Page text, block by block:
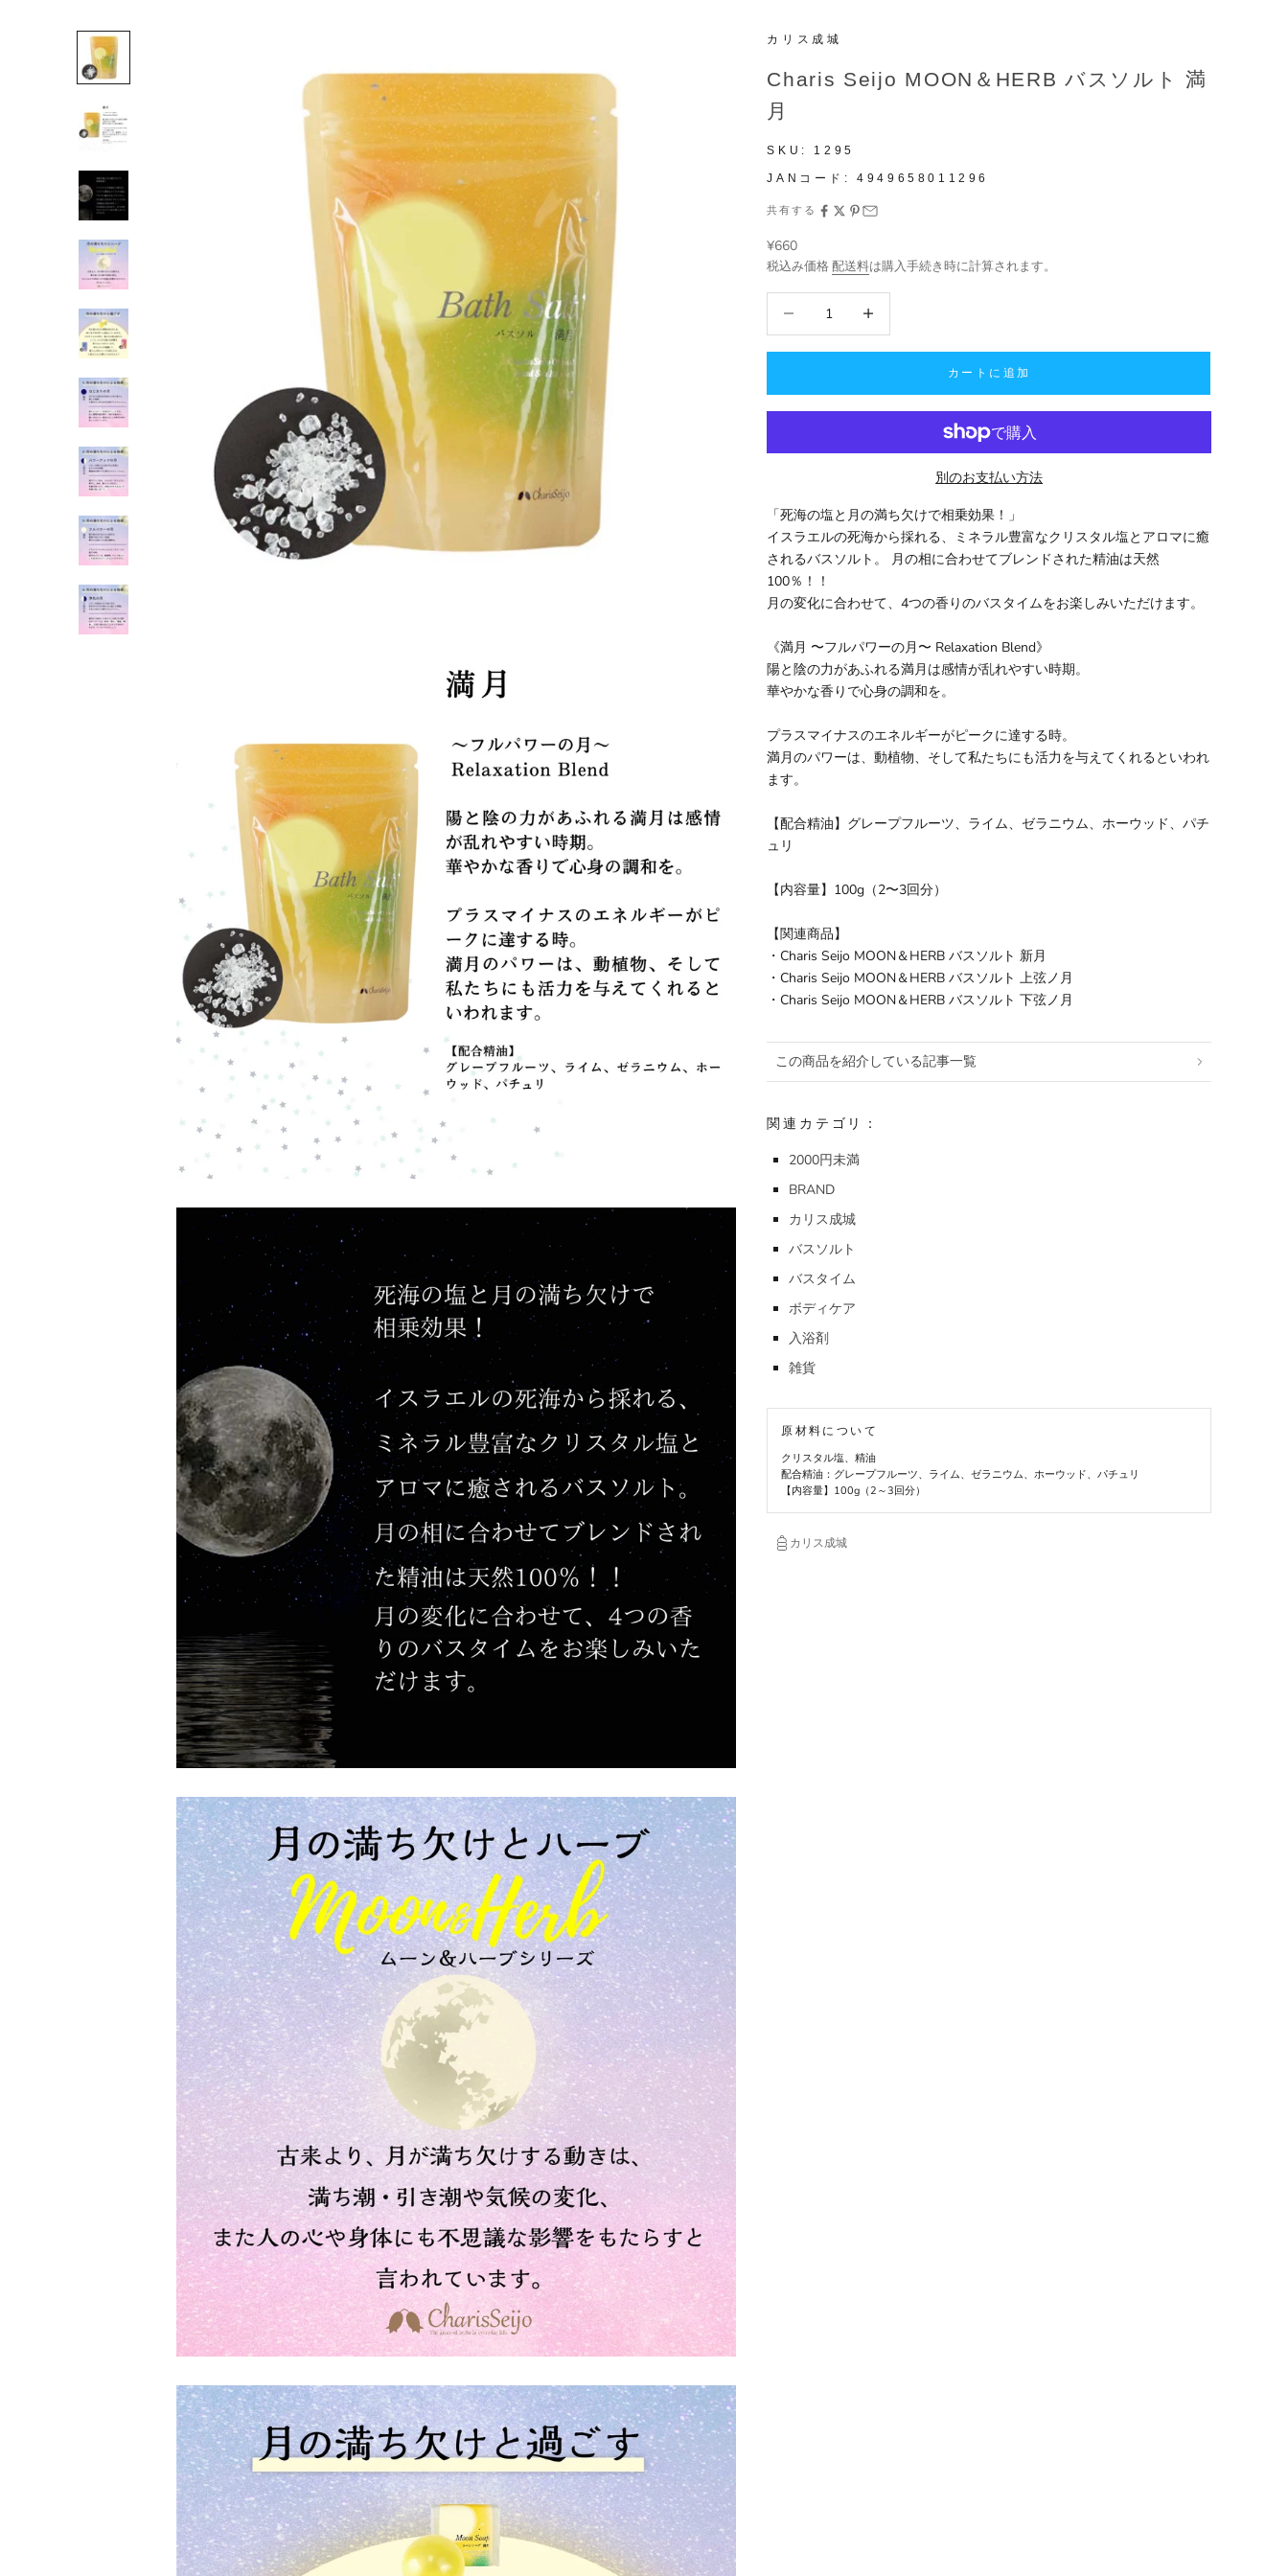
カリス成城
Charis Seijo MOON＆HERB バスソルト 満
月
SKU: 1295
JANコード:4949658011296
共有する
セール価格
¥660
税込み価格配送料は購入手続き時に計算されます。
カートに追加
別のお支払い方法
「死海の塩と月の満ち欠けで相乗効果！」
イスラエルの死海から採れる、ミネラル豊富なクリスタル塩とアロマに癒
されるバスソルト。 月の相に合わせてブレンドされた精油は天然
100％！！
月の変化に合わせて、4つの香りのバスタイムをお楽しみいただけます。
《満月 〜フルパワーの月〜 Relaxation Blend》
陽と陰の力があふれる満月は感情が乱れやすい時期。
華やかな香りで心身の調和を。
プラスマイナスのエネルギーがピークに達する時。
満月のパワーは、動植物、そして私たちにも活力を与えてくれるといわれ
ます。
【配合精油】グレープフルーツ、ライム、ゼラニウム、ホーウッド、パチ
ュリ
【内容量】100g（2〜3回分）
【関連商品】
・Charis Seijo MOON＆HERB バスソルト 新月
・Charis Seijo MOON＆HERB バスソルト 上弦ノ月
・Charis Seijo MOON＆HERB バスソルト 下弦ノ月
この商品を紹介している記事一覧
関連カテゴリ：
2000円未満
BRAND
カリス成城
バスソルト
バスタイム
ボディケア
入浴剤
雑貨
原材料について
クリスタル塩、精油
配合精油：グレープフルーツ、ライム、ゼラニウム、ホーウッド、パチュリ
【内容量】100g（2～3回分）
カリス成城